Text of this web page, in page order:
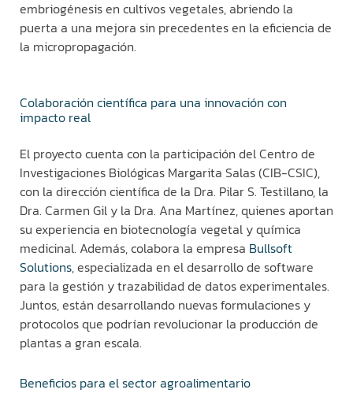
embriogénesis en cultivos vegetales, abriendo la
puerta a una mejora sin precedentes en la eficiencia de
la micropropagación.
Colaboración científica para una innovación con
impacto real
El proyecto cuenta con la participación del Centro de
Investigaciones Biológicas Margarita Salas (CIB-CSIC),
con la dirección científica de la Dra. Pilar S. Testillano, la
Dra. Carmen Gil y la Dra. Ana Martínez, quienes aportan
su experiencia en biotecnología vegetal y química
medicinal. Además, colabora la empresa Bullsoft
Solutions, especializada en el desarrollo de software
para la gestión y trazabilidad de datos experimentales.
Juntos, están desarrollando nuevas formulaciones y
protocolos que podrían revolucionar la producción de
plantas a gran escala.
Beneficios para el sector agroalimentario